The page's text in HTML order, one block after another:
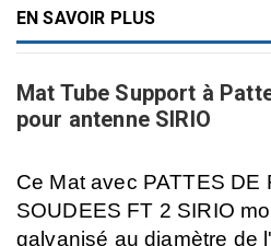
EN SAVOIR PLUS
Mat Tube Support à
pour antenne SIRIO
Ce Mat avec PATTES DE
SOUDEES FT 2 SIRIO
galvanisé au diamètre de